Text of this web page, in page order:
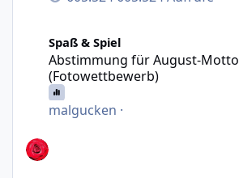
Spaß & Spiel
Abstimmung für August-Motto
(Fotowettbewerb)
malgucken ·